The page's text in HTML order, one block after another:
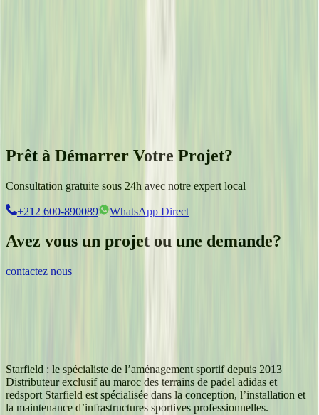
Prêt à Démarrer Votre Projet?
Consultation gratuite sous 24h avec notre expert local
+212 600-890089 WhatsApp Direct
Avez vous un projet ou une demande?
contactez nous
Starfield : le spécialiste de l’aménagement sportif depuis 2013
Distributeur exclusif au maroc des terrains de padel adidas et
redsport Starfield est spécialisée dans la conception, l’installation et
la maintenance d’infrastructures sportives professionnelles.